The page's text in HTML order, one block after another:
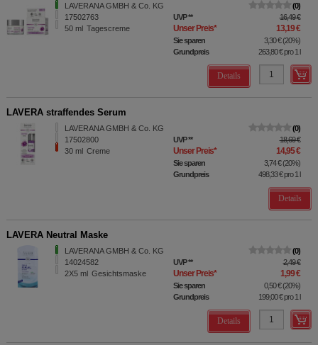
LAVERANA GMBH & Co. KG
17502763
50 ml Tagescreme
0
UVP** 16,49 €
Unser Preis* 13,19 €
Sie sparen 3,30 €(20%)
Grundpreis
263,80 €pro 1 l
Details
LAVERA straffendes Serum
LAVERANA GMBH & Co. KG
17502800
30 ml Creme
0
UVP** 18,69 €
Unser Preis* 14,95 €
Sie sparen 3,74 €(20%)
Grundpreis
498,33 €pro 1 l
Details
LAVERA Neutral Maske
LAVERANA GMBH & Co. KG
14024582
2X5 ml Gesichtsmaske
0
UVP** 2,49 €
Unser Preis* 1,99 €
Sie sparen 0,50 €(20%)
Grundpreis
199,00 €pro 1 l
Details